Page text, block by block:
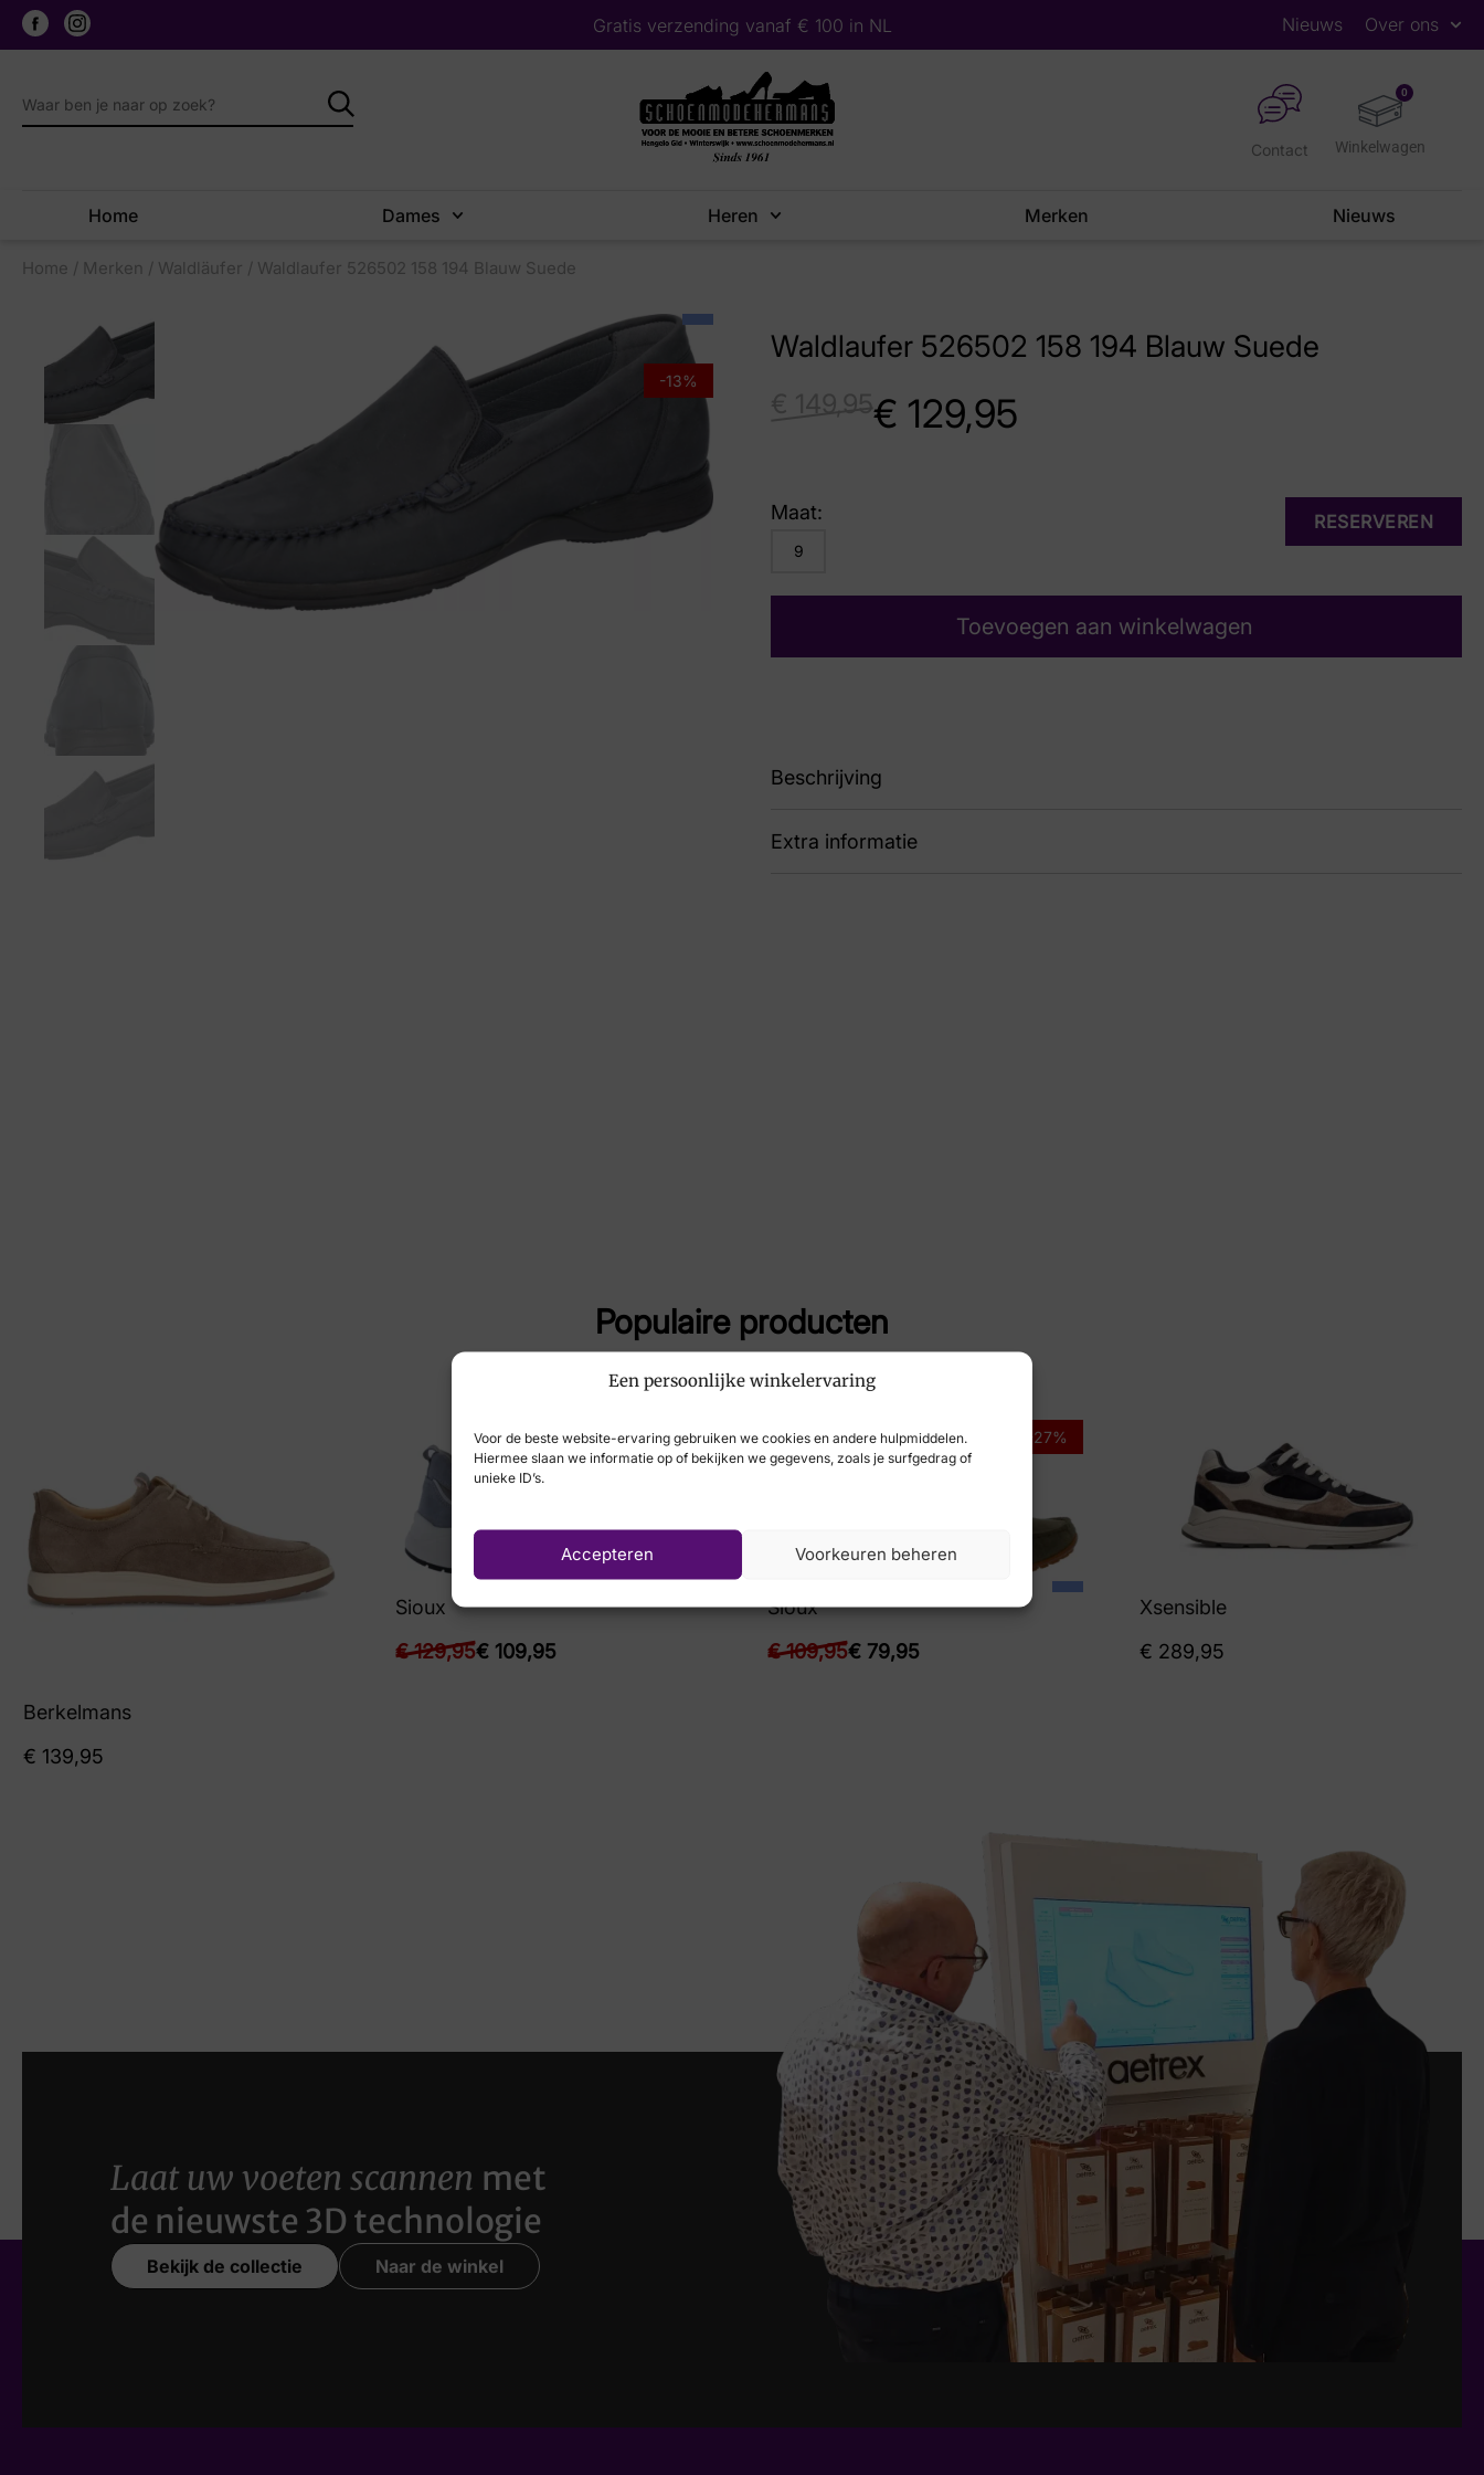
Een persoonlijke winkelervaring
Voor de beste website-ervaring gebruiken we cookies en andere hulpmiddelen.
Hiermee slaan we informatie op of bekijken we gegevens, zoals je surfgedrag of
unieke ID’s.
Accepteren Voorkeuren beheren
Gratis verzending vanaf € 100 in NL Nieuws Over ons
0
Contact
Home Dames Heren Merken Nieuws
Home / Merken / Waldläufer / Waldlaufer 526502 158 194 Blauw Suede
-13%
Waldlaufer 526502 158 194 Blauw Suede
149,95€ 129,95
RESERVEREN
Maat:
9
Toevoegen aan winkelwagen
Beschrijving
H
Extra informatie
Populaire producten
Berkelmans
€ 139,95
-15%
Sioux
€129,95€ 109,95
-27%
Sioux
€109,95€ 79,95
Xsensible
€ 289,95
Laat uw voeten scannen met
de nieuwste 3D technologie
Bekijk de collectie Naar de winkel